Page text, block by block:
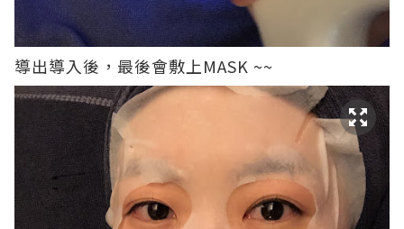
導出導入後，最後會敷上MASK ~~